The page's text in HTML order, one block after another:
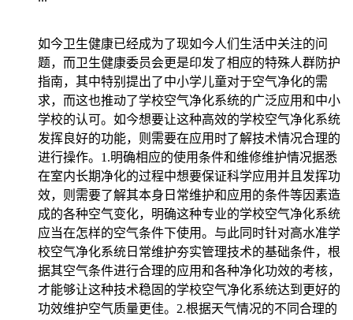
如今卫生健康已经成为了现如今人们生活中关注的问
题，而卫生健康委员会更是印发了相应的特殊人群防护
指南，其中特别提出了中小学儿童对于空气净化的需
求，而这也推动了学校空气净化系统的广泛应用和中小
学校的认可。如今想要让这种高效的学校空气净化系统
发挥良好的功能，则需要在应用时了解技术情况合理的
进行操作。1.明确相应的使用条件和维修维护情况据悉
在室内长期净化的过程中想要保证科学应用并且发挥功
效，则需要了解其本身日常维护和应用的条件等因素造
成的各种空气变化，明确这种专业的学校空气净化系统
应当在怎样的空气条件下使用。与此同时针对高水准学
校空气净化系统日常维护夯实管理技术的基础条件，根
据其空气条件进行合理的应用和各种净化功效的考核，
才能够让这种技术稳固的学校空气净化系统达到更好的
功效维护空气质量更佳。2.根据天气情况的不同合理的